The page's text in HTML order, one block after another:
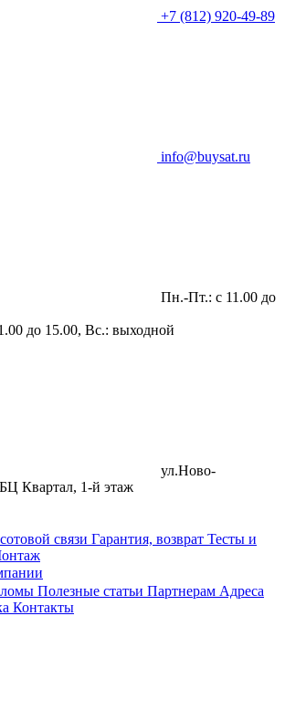
+7 (812) 920-49-89
info@buysat.ru
Пн.-Пт.: с 11.00 до
до 15.00, Вс.: выходной
ул.Ново-
Квартал, 1-й этаж
связи Гарантия, возврат Тесты и
Полезные статьи Партнерам Адреса
Контакты